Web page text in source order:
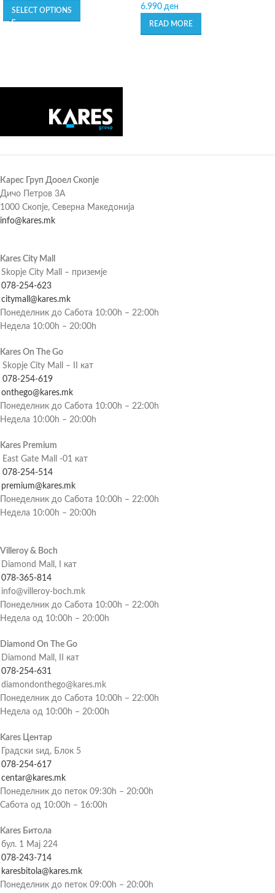
SELECT OPTIONS
6.990 ден
READ MORE
Карес Груп Дооел Скопје
Дичо Петров 3А
1000 Скопје, Северна Македонија
info@kares.mk
Kares City Mall
Skopje City Mall – приземје
078-254-623
citymall@kares.mk
Понеделник до Сабота 10:00h – 22:00h
Недела 10:00h – 20:00h
Kares On The Go
Skopje City Mall – II кат
078-254-619
onthego@kares.mk
Понеделник до Сабота 10:00h – 22:00h
Недела 10:00h – 20:00h
Kares Premium
East Gate Mall -01 кат
078-254-514
premium@kares.mk
Понеделник до Сабота 10:00h – 22:00h
Недела 10:00h – 20:00h
Villeroy & Boch
Diamond Mall, I кат
078-365-814
info@villeroy-boch.mk
Понеделник до Сабота 10:00h – 22:00h
Недела од 10:00h – 20:00h
Diamond On The Go
Diamond Mall, II кат
078-254-631
diamondonthego@kares.mk
Понеделник до Сабота 10:00h – 22:00h
Недела од 10:00h – 20:00h
Kares Центар
Градски ѕид, Блок 5
078-254-617
centar@kares.mk
Понеделник до петок 09:30h – 20:00h
Сабота од 10:00h – 16:00h
Kares Битола
бул. 1 Мај 224
078-243-714
karesbitola@kares.mk
Понеделник до петок 09:00h – 20:00h